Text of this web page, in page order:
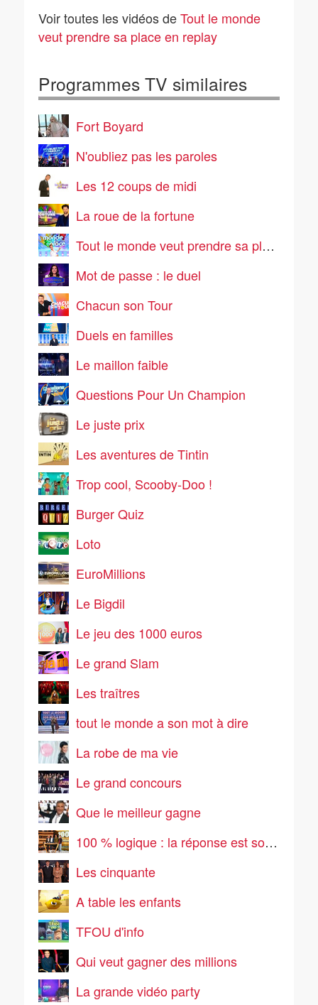
Voir toutes les vidéos deTout le monde
veut prendre sa place en replay
Programmes TV similaires
Fort Boyard
N'oubliez pas les paroles
Les 12 coups de midi
La roue de la fortune
Tout le monde veut prendre sa place
Mot de passe : le duel
Chacun son Tour
Duels en familles
Le maillon faible
Questions Pour Un Champion
Le juste prix
Les aventures de Tintin
Trop cool, Scooby-Doo !
Burger Quiz
Loto
EuroMillions
Le Bigdil
Le jeu des 1000 euros
Le grand Slam
Les traîtres
tout le monde a son mot à dire
La robe de ma vie
Le grand concours
Que le meilleur gagne
100 % logique : la réponse est sous vos yeux
Les cinquante
A table les enfants
TFOU d'info
Qui veut gagner des millions
La grande vidéo party